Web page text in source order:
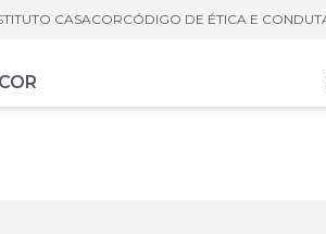
CASACORCÓDIGO DE ÉTICA E